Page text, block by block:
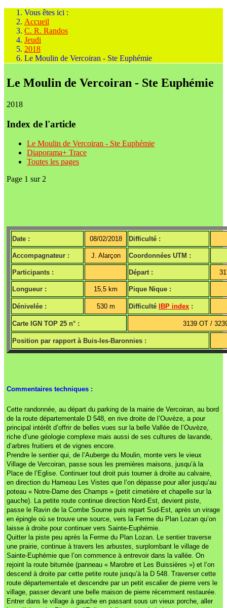
Vous êtes ici :
Accueil
C. R. Randos
Jeudi
2018
Le Moulin de Vercoiran - Ste Euphémie
Le Moulin de Vercoiran - Ste Euphémie
2018
Index de l'article
Le Moulin de Vercoiran - Ste Euphémie
Diaporama+ Trace
Toutes les pages
Page 1 sur 2
Date : 08/02/2018 Difficulté :
Accompagnateur : J. Alarçon Coordonnées UTM :
Participants : Départ :
Longueur : 15,5 km Pique Nique :
Dénivelée : 530 m Difficulté IBP index :
Carte IGN TOP 25 n° : 3139 OT /
Position par rapport à Buis-les-Baronnies :
Commentaires techniques :
Cette randonnée, au départ du parking de la mairie de Vercoiran, au bord
de la route départementale D 548, en rive droite de l’Ouvèze, a pour
principal intérêt d’offrir de belles vues sur la belle Vallée de l’Ouvèze,
riche d’une géologie complexe mais aussi de ses cultures de lavande,
d’arbres fruitiers et de vignes encore.
Prendre le sentier qui, de l’Auberge du Moulin, monte vers le vieux
Village de Vercoiran, passe sous les premières maisons, jusqu’à la
Place de l’Eglise. Continuer tout droit puis tourner à droite au calvaire,
en direction du Hameau Les Vistes que l’on dépasse pour aller jusqu’au
poteau « Notre-Dame des Champs » (petit cimetière et chapelle sur la
gauche). La petite route continue direction Nord-Est, devient piste,
passe le Ravin de la Combe Sourne puis repart Sud-Est, après un virage
en épingle où se trouve une source, vers la Ferme du Plan Lozan qu’on
laisse à droite pour continuer vers Sainte-Euphémie.
Quitter la piste peu après la Ferme du Plan Lozan. Le sentier traverse
une prairie, continue à travers les arbustes, surplombant le village de
Sainte-Euphémie que l’on commence à entrevoir dans la vallée. On
rejoint la route bitumée (panneau « Marobre et Les Buissières ») et l’on
descend à droite par cette petite route jusqu’à la D 548. Traverser cette
route départementale et descendre par un petit escalier de pierre vers le
village, passer devant une belle maison de pierre récemment restaurée.
Entrer dans le village à gauche en passant sous un vieux porche, aller